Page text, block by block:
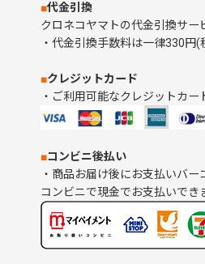
■代金引換
クロネコヤマトの代金引換サー
・代金引換手数料は一律330円(
■クレジットカード
・ご利用可能なクレジットカー
■コンビニ後払い
・商品お届け後にお支払いバー
コンビニで現金でお支払いでき